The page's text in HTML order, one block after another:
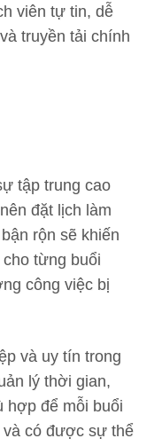
viên tự tin, dễ
truyền tải chính
tập trung cao
đặt lịch làm
rộn sẽ khiến
từng buổi
công việc bị
và uy tín trong
lý thời gian,
hợp để mỗi buổi
có được sự thể